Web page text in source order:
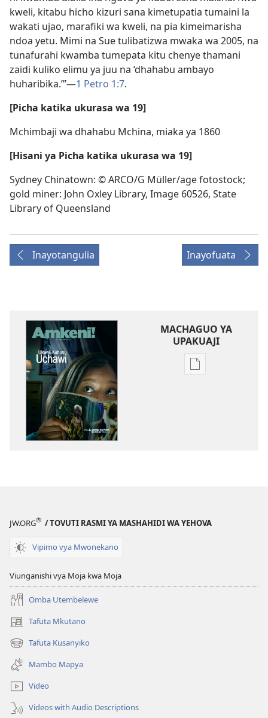
kweli, kitabu hicho kizuri sana kimetupatia tumaini la
wakati ujao, marafiki wa kweli, na pia kimeimarisha
ndoa yetu. Mimi na Sue tulibatizwa mwaka wa 2005, na
tunafurahi kwamba tumepata kitu chenye thamani
zaidi kuliko elimu ya juu na ‘dhahabu ambayo
huharibika.’”—1 Petro 1:7.
[Picha katika ukurasa wa 19]
Mchimbaji wa dhahabu Mchina, miaka ya 1860
[Hisani ya Picha katika ukurasa wa 19]
Sydney Chinatown: © ARCO/G Müller/age fotostock;
gold miner: John Oxley Library, Image 60526, State
Library of Queensland
Inayotangulia Inayofuata
MACHAGUO YA
UPAKUAJI
Mbinu
JW.ORG® / TOVUTI RASMI YA MASHAHIDI WA YEHOVA
Vipimo vya Mwonekano
Viunganishi vya Moja kwa Moja
Omba Utembelewe
Tafuta Mkutano
(opens
new
window)
Tafuta Kusanyiko
(opens
new
window)
Mambo Mapya
Video
Videos with Audio Descriptions